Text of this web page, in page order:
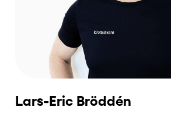
Lars-Eric Bröddén